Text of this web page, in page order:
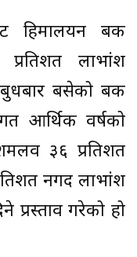
हिमालयन बैंक
लाभांश
बुधबार बसेको बैंक
आर्थिक वर्षको
३६ प्रतिशत
नगद लाभांश
प्रस्ताव गरेको हो